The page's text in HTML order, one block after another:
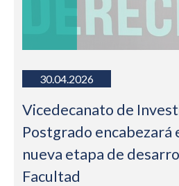
30.04.2026
Vicedecanato de
Postgrado encabezará
nueva etapa de
Facultad